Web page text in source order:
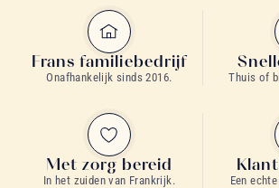
Frans familiebedrijf
Onafhankelijk sinds 2016. Thuis of
Met zorg bereid
In het zuiden van Frankrijk.
Een